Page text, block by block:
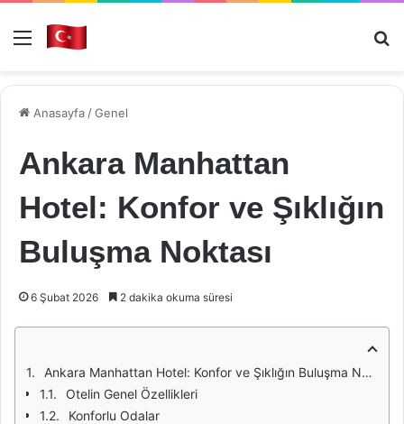
Menü
Anasayfa /Genel
Ankara Manhattan
Hotel: Konfor ve Şıklığın
Buluşma Noktası
6 Şubat 2026 2 dakika okuma süresi
Ankara Manhattan Hotel: Konfor ve Şıklığın Buluşma Noktası
Otelin Genel Özellikleri
Konforlu Odalar